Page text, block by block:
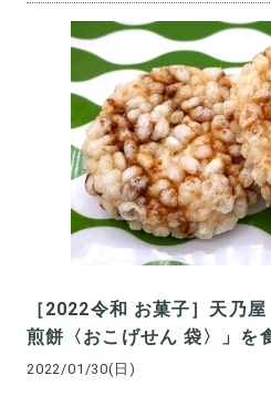
［2022令和 お菓子］天乃
煎餅〈おこげせん 袋〉」を
2022/01/30(日)